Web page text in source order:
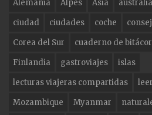
b
o
o
k
ra
m
r
Alemania Alpes Asia australia
ciudad
ciudades coche
Corea del Sur
cuaderno de
Finlandia
gastroviajes
islas
lecturas viajeras compartidas
leer
Mozambique
Myanmar